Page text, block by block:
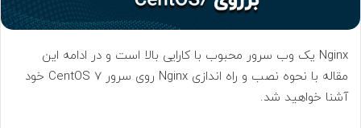
Nginx یک وب سرور محبوب با کارایی بالا است و در ادامه این
مقاله با نحوه نصب و راه اندازی Nginx روی سرور CentOS 7 خود
آشنا خواهید شد.